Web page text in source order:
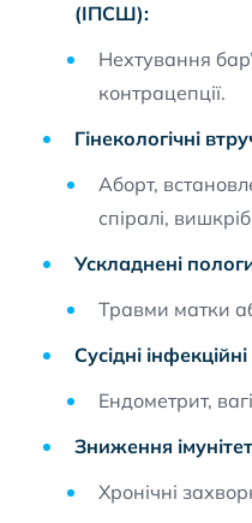
(ІПСШ):
Нехтування
контрацепції.
Гінекологічні
Аборт,
спіралі,
Ускладнені
Травми матки
Сусідні
Ендометрит,
Зниження
Хронічні